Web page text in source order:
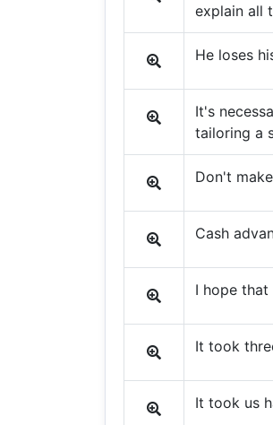
explain all
He loses
It's
tailoring a
Don't
Cash
I hope
It took
It took us